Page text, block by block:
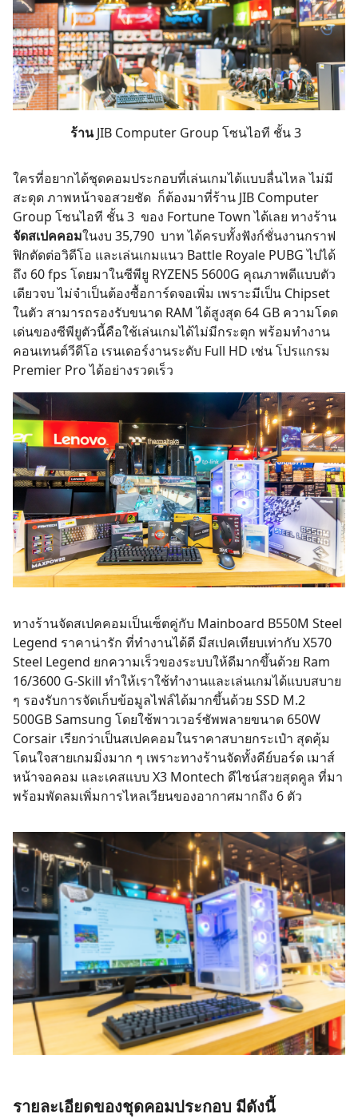
Search
for:
ร้านJIB Computer Group โซนไอที ชั้น 3
ใครที่อยากได้ชุดคอมประกอบที่เล่นเกมได้แบบลื่นไหล ไม่มี
สะดุด ภาพหน้าจอสวยชัด ก็ต้องมาที่ร้าน JIB Computer
Group โซนไอที ชั้น 3 ของ Fortune Town ได้เลย ทางร้าน
จัดสเปคคอมในงบ 35,790 บาท ได้ครบทั้งฟังก์ชั่นงานกราฟ
ฟิกตัดต่อวิดีโอ และเล่นเกมแนว Battle Royale PUBG ไปได้
ถึง 60 fps โดยมาในซีพียู RYZEN5 5600G คุณภาพดีแบบตัว
เดียวจบ ไม่จำเป็นต้องซื้อการ์ดจอเพิ่ม เพราะมีเป็น Chipset
ในตัว สามารถรองรับขนาด RAM ได้สูงสุด 64 GB ความโดด
เด่นของซีพียูตัวนี้คือใช้เล่นเกมได้ไม่มีกระตุก พร้อมทำงาน
คอนเทนต์วีดีโอ เรนเดอร์งานระดับ Full HD เช่น โปรแกรม
Premier Pro ได้อย่างรวดเร็ว
ทางร้านจัดสเปคคอมเป็นเซ็ตคู่กับ Mainboard B550M Steel
Legend ราคาน่ารัก ที่ทำงานได้ดี มีสเปคเทียบเท่ากับ X570
Steel Legend ยกความเร็วของระบบให้ดีมากขึ้นด้วย Ram
16/3600 G-Skill ทำให้เราใช้ทำงานและเล่นเกมได้แบบสบาย
ๆ รองรับการจัดเก็บข้อมูลไฟล์ได้มากขึ้นด้วย SSD M.2
500GB Samsung โดยใช้พาวเวอร์ซัพพลายขนาด 650W
Corsair เรียกว่าเป็นสเปคคอมในราคาสบายกระเป๋า สุดคุ้ม
โดนใจสายเกมมิ่งมาก ๆ เพราะทางร้านจัดทั้งคีย์บอร์ด เมาส์
หน้าจอคอม และเคสแบบ X3 Montech ดีไซน์สวยสุดคูล ที่มา
พร้อมพัดลมเพิ่มการไหลเวียนของอากาศมากถึง 6 ตัว
รายละเอียดของชุดคอมประกอบ มีดังนี้